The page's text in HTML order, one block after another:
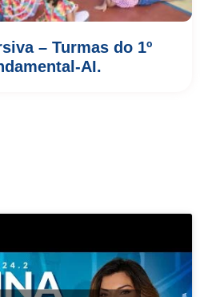
– Turmas do 1º
AI.